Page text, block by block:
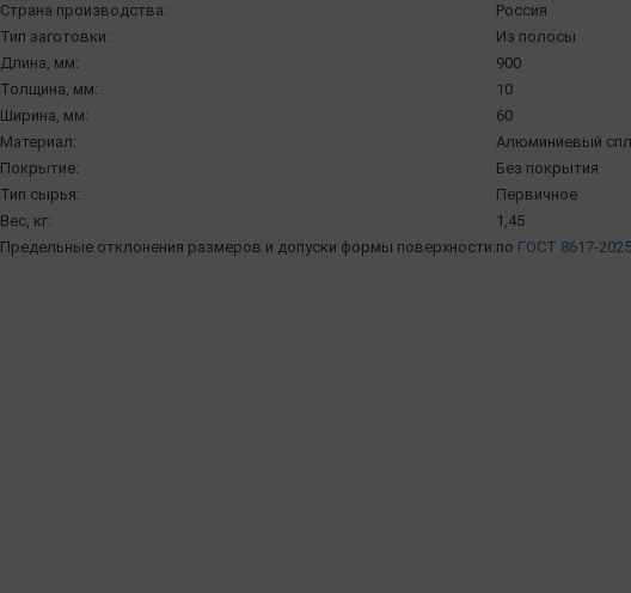
Страна производства:
Россия
Тип заготовки:
Из полосы
Длина, мм:
900
Толщина, мм:
10
Ширина, мм:
60
Материал:
Алюминиевый
Покрытие:
Без покрытия
Тип сырья:
Первичное
Вес, кг:
1,45
Предельные отклонения размеров и допуски формы поверхности:по ГОСТ 8617-2025